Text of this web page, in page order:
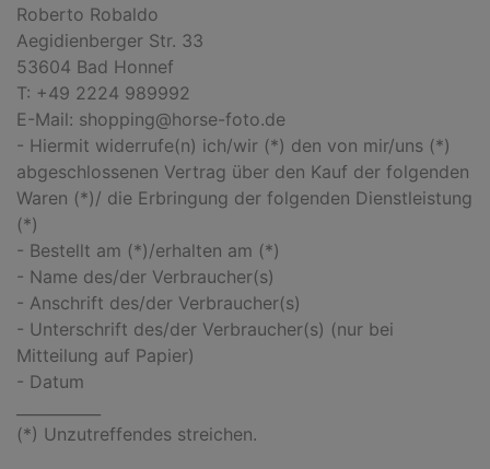
Roberto Robaldo
Aegidienberger Str. 33
53604 Bad Honnef
T: +49 2224 989992
E-Mail: shopping@horse-foto.de
- Hiermit widerrufe(n) ich/wir (*) den von mir/uns (*)
abgeschlossenen Vertrag über den Kauf der folgenden
Waren (*)/ die Erbringung der folgenden Dienstleistung
(*)
- Bestellt am (*)/erhalten am (*)
- Name des/der Verbraucher(s)
- Anschrift des/der Verbraucher(s)
- Unterschrift des/der Verbraucher(s) (nur bei
Mitteilung auf Papier)
- Datum
(*) Unzutreffendes streichen.